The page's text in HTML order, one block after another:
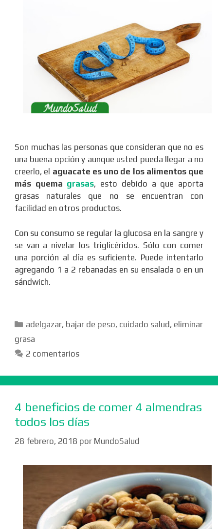
Son muchas las personas que consideran que no es
una buena opción y aunque usted pueda llegar a no
creerlo, el aguacate es uno de los alimentos que
más quema grasas, esto debido a que aporta
grasas naturales que no se encuentran con
facilidad en otros productos.
Con su consumo se regular la glucosa en la sangre y
se van a nivelar los triglicéridos. Sólo con comer
una porción al día es suficiente. Puede intentarlo
agregando 1 a 2 rebanadas en su ensalada o en un
sándwich.
Categorías
adelgazar, bajar de peso, cuidado salud , eliminar
grasa
2 comentarios
4 beneficios de comer 4 almendras
todos los días
28 febrero, 2018 por MundoSalud